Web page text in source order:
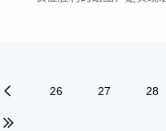
26 27 28